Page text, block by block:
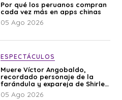
Por qué los peruanos compran
cada vez más en apps chinas
05 Ago 2026
ESPECTÁCULOS
Muere Víctor Angobaldo,
recordado personaje de la
farándula y expareja de Shirley
Cherres
05 Ago 2026